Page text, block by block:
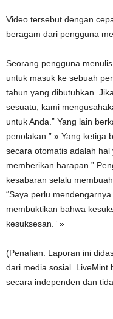
Video tersebut dengan
beragam dari pengguna
Seorang pengguna
untuk masuk ke sebuah
tahun yang dibutuhkan.
sesuatu, kami
untuk Anda.” Yang lain
penolakan.” » Yang ketiga
secara otomatis adalah
memberikan harapan.”
kesabaran selalu
“Saya perlu
membuktikan bahwa
kesuksesan.” »
(Penafian: Laporan ini
dari media sosial. LiveMint
secara independen dan